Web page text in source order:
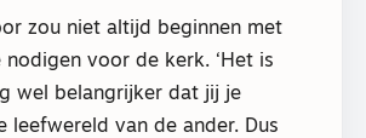
zou niet altijd beginnen met
voor de kerk. ‘Het is
wel belangrijker dat jij je
leefwereld van de ander. Dus